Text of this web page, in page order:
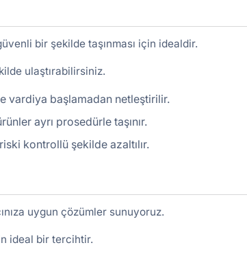
bir şekilde taşınması için idealdir.
ulaştırabilirsiniz.
vardiya başlamadan netleştirilir.
ayrı prosedürle taşınır.
kontrollü şekilde azaltılır.
uygun çözümler sunuyoruz.
ideal bir tercihtir.